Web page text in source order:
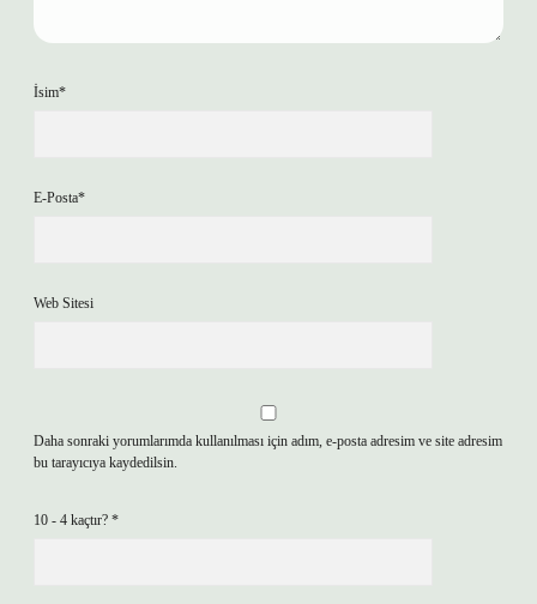
İsim*
E-Posta*
Web Sitesi
Daha sonraki yorumlarımda kullanılması için adım, e-posta adresim ve site adresim
bu tarayıcıya kaydedilsin.
10 - 4 kaçtır? *